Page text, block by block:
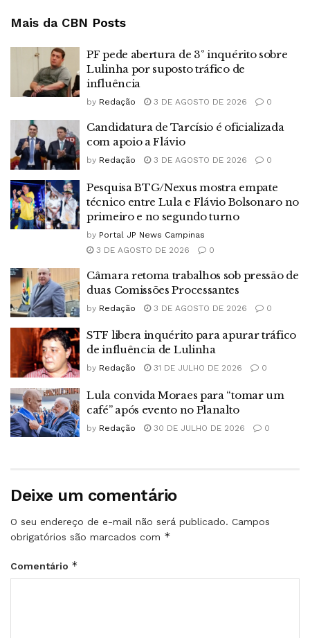
Mais da CBN Posts
PF pede abertura de 3º inquérito sobre
Lulinha por suposto tráfico de
influência
by Redação 3 DE AGOSTO DE 2026 0
Candidatura de Tarcísio é oficializada
com apoio a Flávio
by Redação 3 DE AGOSTO DE 2026 0
Pesquisa BTG/Nexus mostra empate
técnico entre Lula e Flávio Bolsonaro no
primeiro e no segundo turno
by Portal JP News Campinas
3 DE AGOSTO DE 2026
0
Câmara retoma trabalhos sob pressão de
duas Comissões Processantes
by Redação 3 DE AGOSTO DE 2026 0
STF libera inquérito para apurar tráfico
de influência de Lulinha
by Redação 31 DE JULHO DE 2026 0
Lula convida Moraes para “tomar um
café” após evento no Planalto
by Redação 30 DE JULHO DE 2026 0
Deixe um comentário
O seu endereço de e-mail não será publicado. Campos
obrigatórios são marcados com *
Comentário *